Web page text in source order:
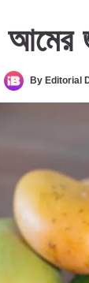
আমের
By Editorial